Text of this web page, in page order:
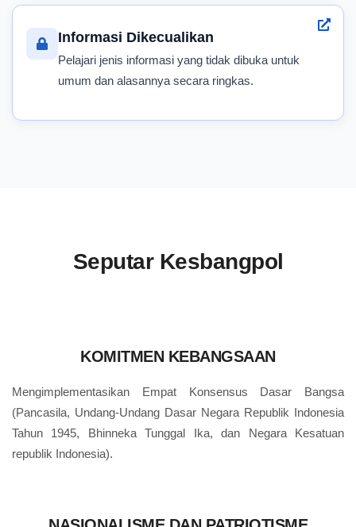
Informasi Dikecualikan
Pelajari jenis informasi yang tidak dibuka untuk
umum dan alasannya secara ringkas.
Seputar Kesbangpol
KOMITMEN KEBANGSAAN
Mengimplementasikan Empat Konsensus Dasar Bangsa
(Pancasila, Undang-Undang Dasar Negara Republik Indonesia
Tahun 1945, Bhinneka Tunggal Ika, dan Negara Kesatuan
republik Indonesia).